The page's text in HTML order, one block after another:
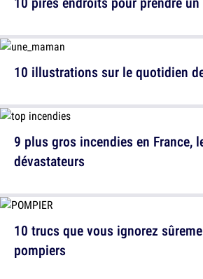
9 plus gros incendies en France,
dévastateurs
10 illustrations sur le quotidien
10 trucs que vous ignorez
pompiers